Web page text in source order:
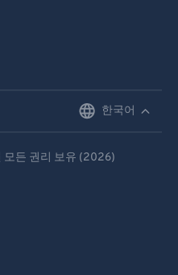
한국어
든 권리 보유 (2026)